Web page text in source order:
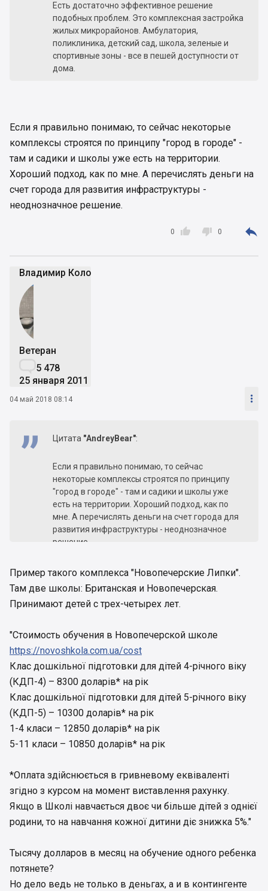
Есть достаточно эффективное решение
подобных проблем. Это комплексная застройка
жилых микрорайонов. Амбулатория,
поликлиника, детский сад, школа, зеленые и
спортивные зоны - все в пешей доступности от
дома.
Если я правильно понимаю, то сейчас некоторые
комплексы строятся по принципу "город в городе" -
там и садики и школы уже есть на территории.
Хороший подход, как по мне. А перечислять деньги на
счет города для развития инфраструктуры -
неоднозначное решение.

0  0 
Владимир Коломейко
Ветеран
5 478
25 января 2011
04 май 2018 08:14 
Цитата "AndreyBear":
Если я правильно понимаю, то сейчас
некоторые комплексы строятся по принципу
"город в городе" - там и садики и школы уже
есть на территории. Хороший подход, как по
мне. А перечислять деньги на счет города для
развития инфраструктуры - неоднозначное
решение.
Пример такого комплекса "Новопечерские Липки".
Там две школы: Британская и Новопечерская.
Принимают детей с трех-четырех лет.
"Стоимость обучения в Новопечерской школе
https://novoshkola.com.ua/cost
Клас дошкільної підготовки для дітей 4-річного віку
(КДП-4) – 8300 доларів* на рік
Клас дошкільної підготовки для дітей 5-річного віку
(КДП-5) – 10300 доларів* на рік
1-4 класи – 12850 доларів* на рік
5-11 класи – 10850 доларів* на рік
*Оплата здійснюється в гривневому еквіваленті
згідно з курсом на момент виставлення рахунку.
Якщо в Школі навчається двоє чи більше дітей з однієї
родини, то на навчання кожної дитини діє знижка 5%."
Тысячу долларов в месяц на обучение одного ребенка
потянете?
Но дело ведь не только в деньгах, а и в контингенте